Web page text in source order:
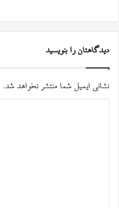
دیدگاهتان را بنویسید
نشانی ایمیل شما منتشر نخواهد شد.